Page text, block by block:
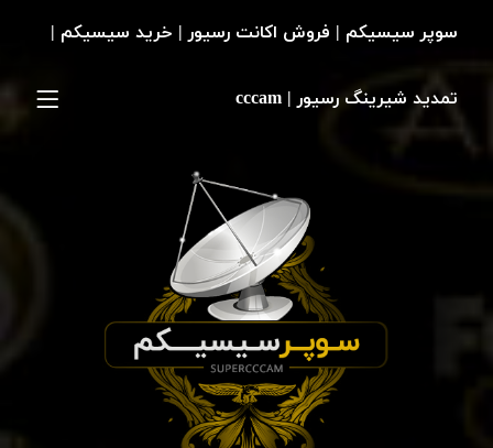
سوپر سیسیکم | فروش اکانت رسیور | خرید سیسیکم |
تمدید شیرینگ رسیور | cccam